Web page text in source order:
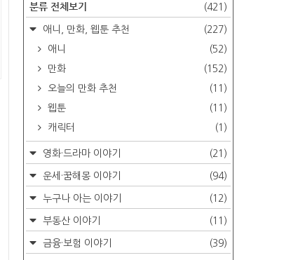
분류 전체보기 (421)
애니, 만화, 웹툰 추천
(227)
애니
(52)
만화
(152)
오늘의 만화 추천
(11)
웹툰
(11)
캐릭터
(1)
영화·드라마 이야기 (21)
운세·꿈해몽 이야기 (94)
누구나 아는 이야기 (12)
부동산 이야기 (11)
금융·보험 이야기 (39)